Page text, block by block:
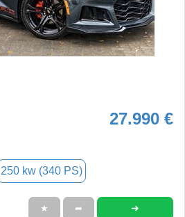
27.990 €
250 kw (340 PS)
★ ➦ ➜